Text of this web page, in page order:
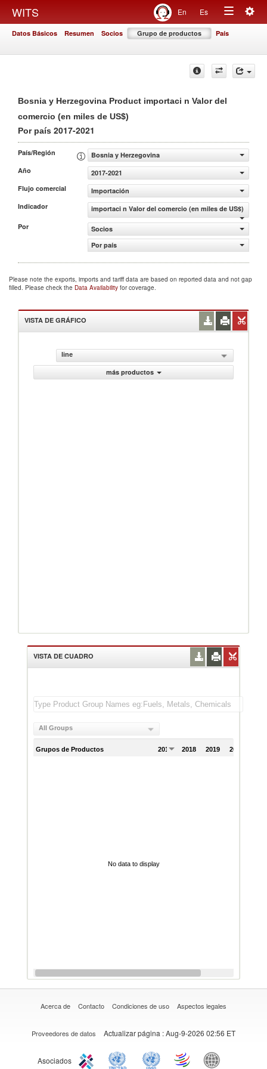
WITS En Es
Toggle
Datos Básicos Resumen Socios Grupo de productos País
Bosnia y Herzegovina Product importaci n Valor del
comercio (en miles de US$)
Por país 2017-2021
País/Región
Bosnia y Herzegovina
Año
2017-2021
Flujo comercial
Importación
Indicador
importaci n Valor del comercio (en miles de US$)
Por
Socios
Por país
Please note the exports, imports and tariff data are based on reported data and not gap
filled. Please check the Data Availability for coverage.
VISTA DE GRÁFICO
line
más productos
VISTA DE CUADRO
All Groups
Grupos de Productos 2017 2018 2019 2020
No data to display
Acerca de Contacto Condiciones de uso Aspectos legales
Proveedores de datos Actualizar página : Aug-9-2026 02:56 ET
Asociados